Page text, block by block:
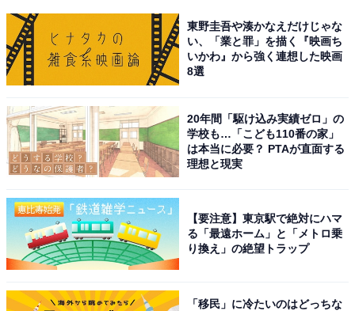
東野圭吾や湊かなえだけじゃな
い、「業と罪」を描く『映画ち
いかわ』から強く連想した映画
8選
20年間「駆け込み実績ゼロ」の
学校も…「こども110番の家」
は本当に必要？ PTAが直面する
理想と現実
【要注意】東京駅で絶対にハマ
る「最遠ホーム」と「メトロ乗
り換え」の絶望トラップ
「移民」に冷たいのはどっちな